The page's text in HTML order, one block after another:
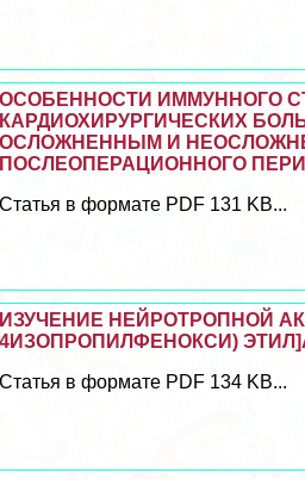
ОСОБЕННОСТИ ИММУННОГО
КАРДИОХИРУРГИЧЕСКИХ
ОСЛОЖНЕННЫМ И
ПОСЛЕОПЕРАЦИОННОГО
Статья в формате PDF 131 KB...
ИЗУЧЕНИЕ НЕЙРОТРОПНОЙ
4ИЗОПРОПИЛФЕНОКСИ)
Статья в формате PDF 134 KB...